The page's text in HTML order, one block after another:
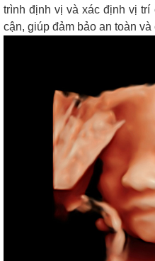
trình định vị và xác định vị
cận, giúp đảm bảo an toàn